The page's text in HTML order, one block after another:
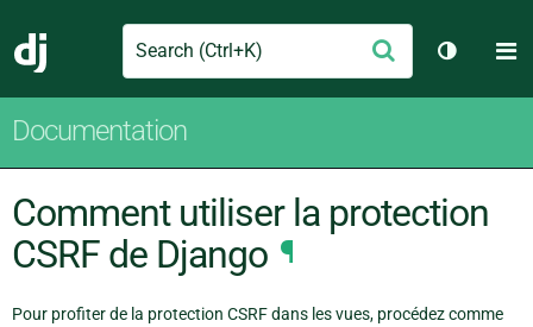
Django
Search Envoyer
Changer
Documentation
Comment utiliser la protection
CSRF de Django ¶
Pour profiter de la protection CSRF dans les vues, procédez comme